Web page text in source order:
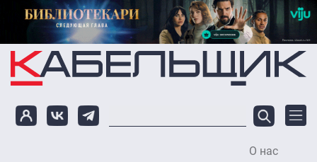
Перейти к основному содержанию
О нас